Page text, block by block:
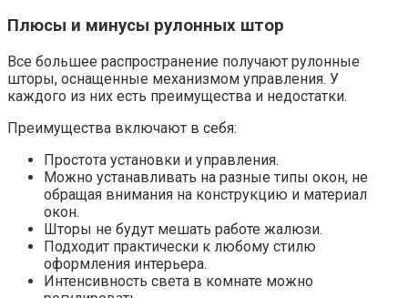
Плюсы и минусы рулонных штор
Все большее распространение получают рулонные
шторы, оснащенные механизмом управления. У
каждого из них есть преимущества и недостатки.
Преимущества включают в себя:
Простота установки и управления.
Можно устанавливать на разные типы окон, не
обращая внимания на конструкцию и материал
окон.
Шторы не будут мешать работе жалюзи.
Подходит практически к любому стилю
оформления интерьера.
Интенсивность света в комнате можно